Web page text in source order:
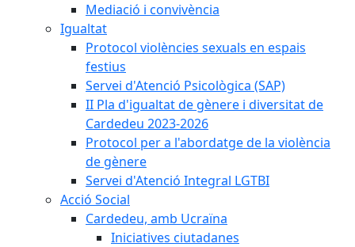
Mediació i convivència
Igualtat
Protocol violències sexuals en espais
festius
Servei d'Atenció Psicològica (SAP)
II Pla d'igualtat de gènere i diversitat de
Cardedeu 2023-2026
Protocol per a l'abordatge de la violència
de gènere
Servei d'Atenció Integral LGTBI
Acció Social
Cardedeu, amb Ucraïna
Iniciatives ciutadanes